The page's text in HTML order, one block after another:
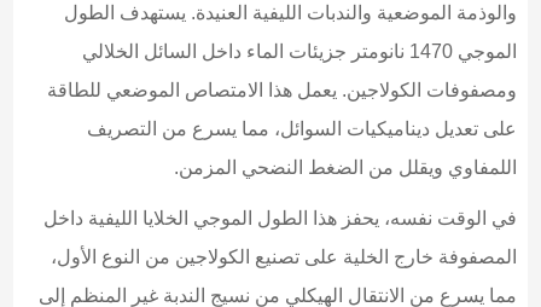
والوذمة الموضعية والندبات الليفية العنيدة. يستهدف الطول
الموجي 1470 نانومتر جزيئات الماء داخل السائل الخلالي
ومصفوفات الكولاجين. يعمل هذا الامتصاص الموضعي للطاقة
على تعديل ديناميكيات السوائل، مما يسرع من التصريف
اللمفاوي ويقلل من الضغط النضحي المزمن.
في الوقت نفسه، يحفز هذا الطول الموجي الخلايا الليفية داخل
المصفوفة خارج الخلية على تصنيع الكولاجين من النوع الأول،
مما يسرع من الانتقال الهيكلي من نسيج الندبة غير المنظم إلى